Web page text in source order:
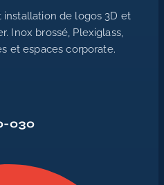
de logos 3D et
Inox brossé, Plexiglass,
et espaces corporate.
030